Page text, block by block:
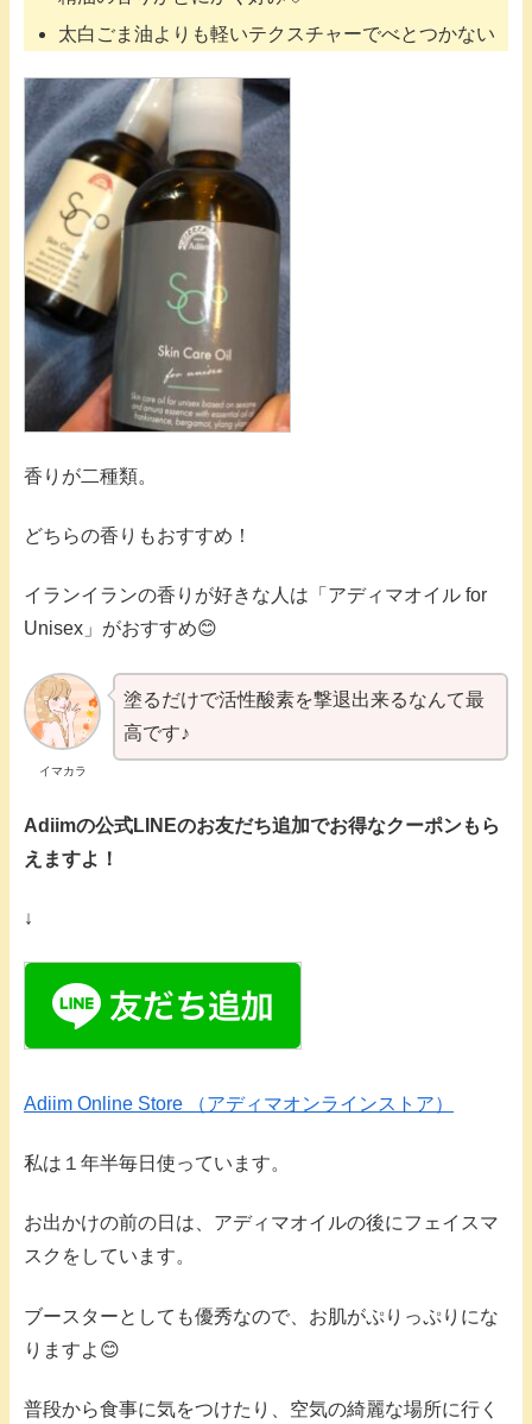
太白ごま油よりも軽いテクスチャーでべとつかない
香りが二種類。
どちらの香りもおすすめ！
イランイランの香りが好きな人は「アディマオイル for
Unisex」がおすすめ😊
イマカラ
塗るだけで活性酸素を撃退出来るなんて最
高です♪
Adiimの公式LINEのお友だち追加でお得なクーポンもら
えますよ！
↓
Adiim Online Store （アディマオンラインストア）
私は１年半毎日使っています。
お出かけの前の日は、アディマオイルの後にフェイスマ
スクをしています。
ブースターとしても優秀なので、お肌がぷりっぷりにな
りますよ😊
普段から食事に気をつけたり、空気の綺麗な場所に行く